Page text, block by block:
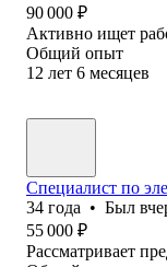
90 000 ₽
Активно ищет
Общий опыт
12 лет 6 месяцев
Специалист по
34 года • Был
55 000 ₽
Рассматривает